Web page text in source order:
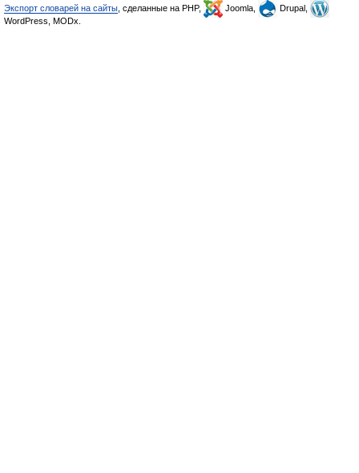
Экспорт словарей на сайты , сделанные на PHP, Joomla,
Drupal,
WordPress, MODx.